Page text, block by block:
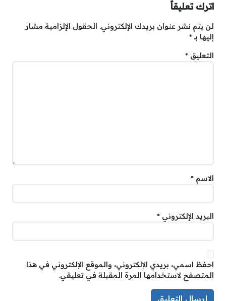
اترك تعليقاً
لن يتم نشر عنوان بريدك الإلكتروني. الحقول الإلزامية مشار
إليها بـ*
التعليق *
الاسم *
البريد الإلكتروني *
احفظ اسمي، بريدي الإلكتروني، والموقع الإلكتروني في هذا
المتصفح لاستخدامها المرة المقبلة في تعليقي.